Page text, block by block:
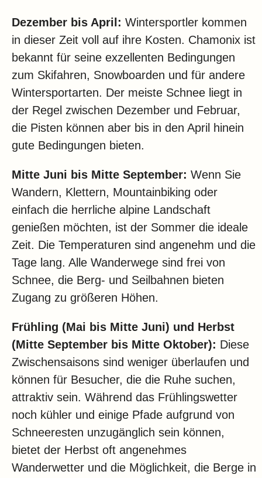
Dezember bis April: Wintersportler kommen
in dieser Zeit voll auf ihre Kosten. Chamonix ist
bekannt für seine exzellenten Bedingungen
zum Skifahren, Snowboarden und für andere
Wintersportarten. Der meiste Schnee liegt in
der Regel zwischen Dezember und Februar,
die Pisten können aber bis in den April hinein
gute Bedingungen bieten.
Mitte Juni bis Mitte September: Wenn Sie
Wandern, Klettern, Mountainbiking oder
einfach die herrliche alpine Landschaft
genießen möchten, ist der Sommer die ideale
Zeit. Die Temperaturen sind angenehm und die
Tage lang. Alle Wanderwege sind frei von
Schnee, die Berg- und Seilbahnen bieten
Zugang zu größeren Höhen.
Frühling (Mai bis Mitte Juni) und Herbst
(Mitte September bis Mitte Oktober): Diese
Zwischensaisons sind weniger überlaufen und
können für Besucher, die die Ruhe suchen,
attraktiv sein. Während das Frühlingswetter
noch kühler und einige Pfade aufgrund von
Schneeresten unzugänglich sein können,
bietet der Herbst oft angenehmes
Wanderwetter und die Möglichkeit, die Berge in